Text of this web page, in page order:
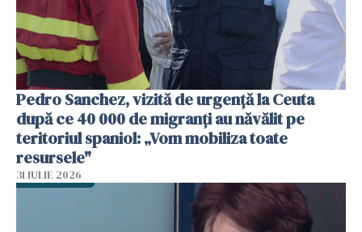
Pedro Sanchez, vizită de urgență la Ceuta
după ce 40 000 de migranți au năvălit pe
teritoriul spaniol: „Vom mobiliza toate
resursele"
31 IULIE 2026